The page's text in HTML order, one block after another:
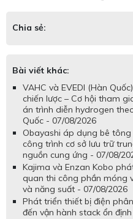
Chia sẻ:
Bài viết khác:
VAHC và EVEDI (Hàn
chiến lược – Cơ hội tham
án trình diễn hydrogen
Quốc - 07/08/2026
Obayashi áp dụng bê tông
công trình cơ sở lưu trữ
nguồn cung ứng - 07/08/
Kajima và Enzan Kobo
quan thi công phần móng
và năng suất - 07/08/2026
Phát triển thiết bị điện
đến vận hành stack ổn